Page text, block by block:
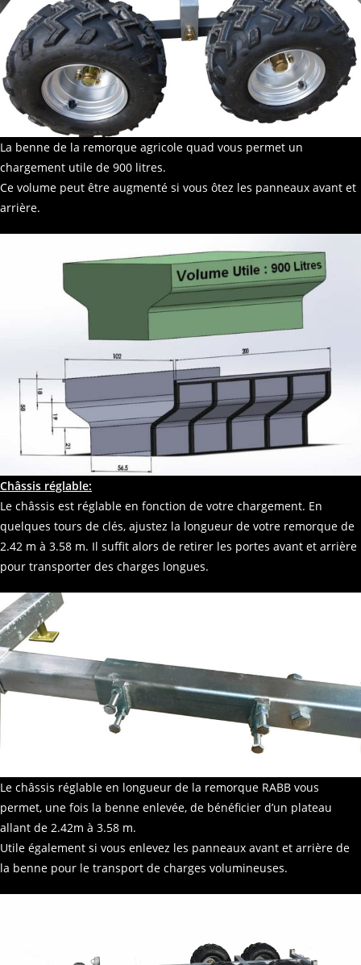
La benne de la remorque agricole quad vous permet un
chargement utile de 900 litres.
Ce volume peut être augmenté si vous ôtez les panneaux avant et
arrière.
Châssis réglable:
Le châssis est réglable en fonction de votre chargement. En
quelques tours de clés, ajustez la longueur de votre remorque de
2.42 m à 3.58 m. Il suffit alors de retirer les portes avant et arrière
pour transporter des charges longues.
Le châssis réglable en longueur de la remorque RABB vous
permet, une fois la benne enlevée, de bénéficier d’un plateau
allant de 2.42m à 3.58 m.
Utile également si vous enlevez les panneaux avant et arrière de
la benne pour le transport de charges volumineuses.